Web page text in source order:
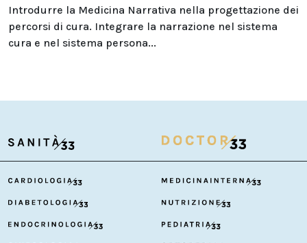
Introdurre la Medicina Narrativa nella progettazione dei
percorsi di cura. Integrare la narrazione nel sistema
cura e nel sistema persona...